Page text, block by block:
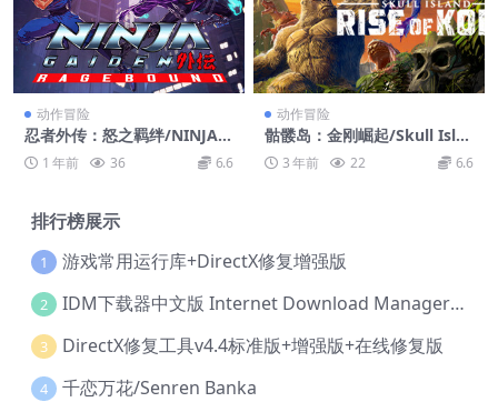
动作冒险
忍者外传：怒之羁绊/NINJA G
AIDEN: Ragebound
1 年前 36 6.6
动作冒险
骷髅岛：金刚崛起/Skull Isla
nd: Rise of Kong
3 年前 22 6.6
排行榜展示
1 游戏常用运行库+DirectX修复增强版
2 IDM下载器中文版 Internet Download Manager v6.42.36 IDM
3 DirectX修复工具v4.4标准版+增强版+在线修复版
4 千恋万花/Senren Banka